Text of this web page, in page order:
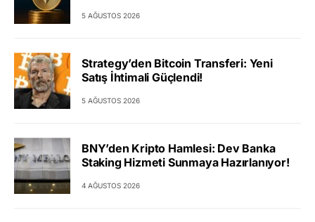
5 AĞUSTOS 2026
Strategy’den Bitcoin Transferi: Yeni
Satış İhtimali Güçlendi!
5 AĞUSTOS 2026
BNY’den Kripto Hamlesi: Dev Banka
Staking Hizmeti Sunmaya Hazırlanıyor!
4 AĞUSTOS 2026